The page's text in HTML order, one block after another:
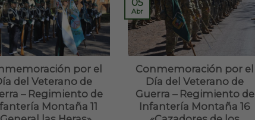
por el
del Veterano de
– Regimiento de
Montaña 11
Conmemoración por el
Día del Veterano de
Guerra – Regimiento de
Infantería Montaña 16
05
Abr